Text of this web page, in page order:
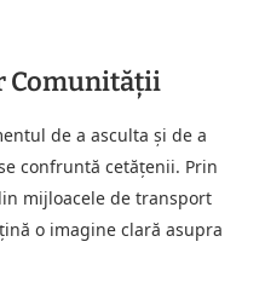
Comunității
de a asculta și de a
confruntă cetățenii. Prin
mijloacele de transport
o imagine clară asupra